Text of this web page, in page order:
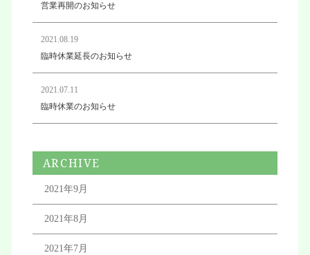
営業再開のお知らせ
2021.08.19
臨時休業延長のお知らせ
2021.07.11
臨時休業のお知らせ
ARCHIVE
2021年9月
2021年8月
2021年7月